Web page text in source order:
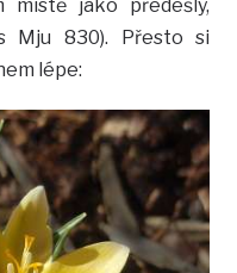
jako předešlý,
Mju 830). Přesto si
lépe: